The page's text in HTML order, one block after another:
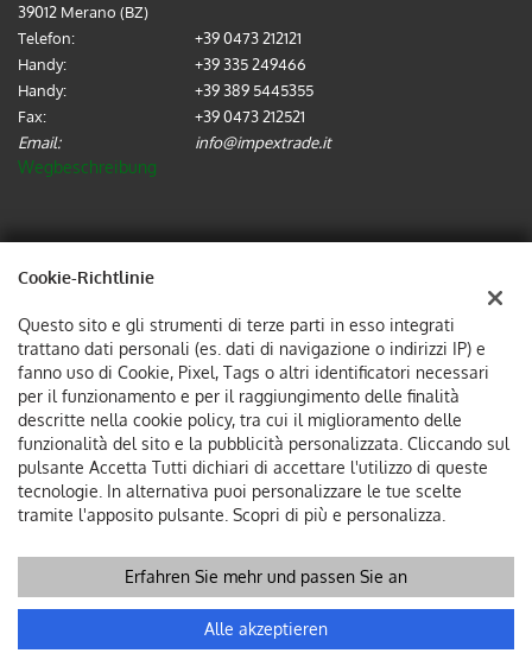
39012 Merano (BZ)
Telefon:
+39 0473 212121
Handy:
+39 335 249466
Handy:
+39 389 5445355
Fax:
+39 0473 212521
Email:
info@impextrade.it
Wegbeschreibung
IMPEX TRADE SRL
Steuernummer und MwSt:02737570214
Unternehmensregister:BZ
Copyright © 2026 GestionaleAuto.com S.r.l., Alle Rechte
Lesen Sie die Datenschutzerklärung-
Richtlinie
GestionaleAuto.com
Cookie-Richtlinie
Questo sito e gli strumenti di terze parti in esso integrati
trattano dati personali (es. dati di navigazione o indirizzi IP) e
fanno uso di Cookie, Pixel, Tags o altri identificatori necessari
per il funzionamento e per il raggiungimento delle finalità
descritte nella cookie policy, tra cui il miglioramento delle
funzionalità del sito e la pubblicità personalizzata. Cliccando sul
pulsante Accetta Tutti dichiari di accettare l'utilizzo di queste
tecnologie. In alternativa puoi personalizzare le tue scelte
tramite l'apposito pulsante. Scopri di più e personalizza.
Erfahren Sie mehr und passen Sie an
Alle akzeptieren